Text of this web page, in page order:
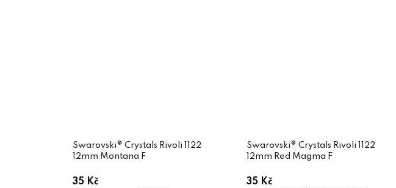
Swarovski® Crystals Rivoli 1122
12mm Montana F
35 Kč
Swarovski® Crystals Rivoli 1122
12mm Red Magma F
35 Kč